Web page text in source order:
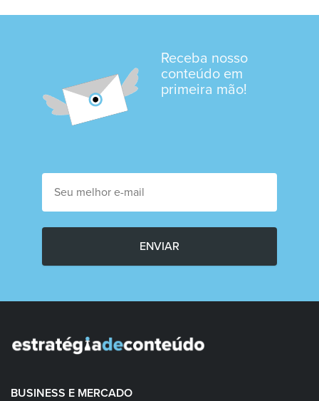
Receba nosso
conteúdo em
primeira mão!
ENVIAR
BUSINESS E MERCADO